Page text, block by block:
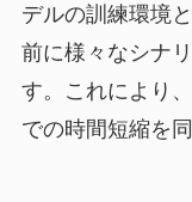
デルの訓練環境
前に様々なシナ
す。これにより
での時間短縮を